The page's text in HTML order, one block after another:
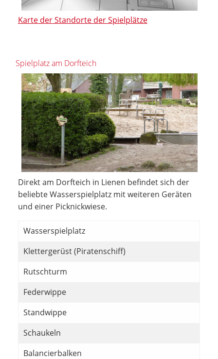
Karte der Standorte der Spielplätze
Spielplatz am Dorfteich
Direkt am Dorfteich in Lienen befindet sich der
beliebte Wasserspielplatz mit weiteren Geräten
und einer Picknickwiese.
Wasserspielplatz
Klettergerüst (Piratenschiff)
Rutschturm
Federwippe
Standwippe
Schaukeln
Balancierbalken